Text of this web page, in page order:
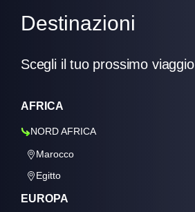
Destinazioni
Scegli il tuo prossimo viaggio
AFRICA
NORD AFRICA
Marocco
Egitto
EUROPA